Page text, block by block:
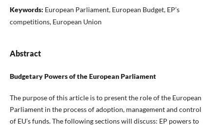
Keywords: European Parliament, European Budget, EP’s
competitions, European Union
Abstract
Budgetary Powers of the European Parliament
The purpose of this article is to present the role of the European
Parliament in the process of adoption, management and control
of EU’s funds. The following sections will discuss: EP powers to